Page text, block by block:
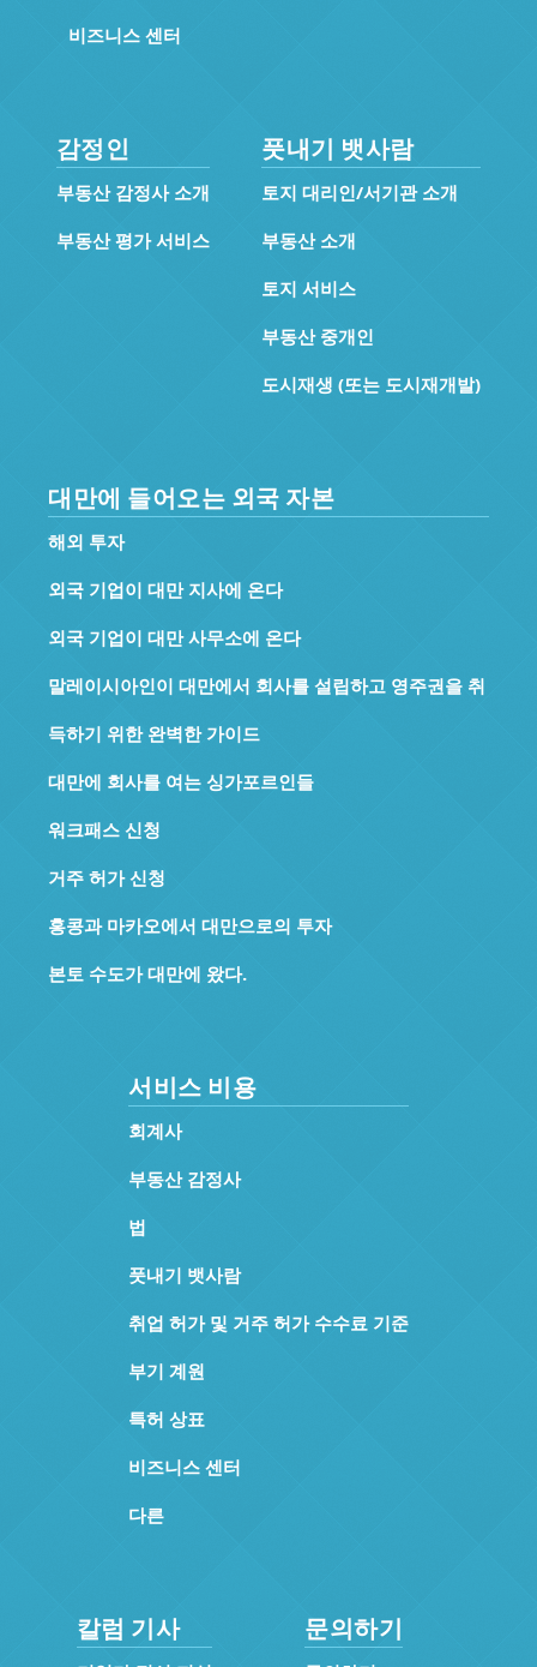
비즈니스 센터
감정인
부동산 감정사 소개
부동산 평가 서비스
풋내기 뱃사람
토지 대리인/서기관 소개
부동산 소개
토지 서비스
부동산 중개인
도시재생 (또는 도시재개발)
대만에 들어오는 외국 자본
해외 투자
외국 기업이 대만 지사에 온다
외국 기업이 대만 사무소에 온다
말레이시아인이 대만에서 회사를 설립하고 영주권을 취
득하기 위한 완벽한 가이드
대만에 회사를 여는 싱가포르인들
워크패스 신청
거주 허가 신청
홍콩과 마카오에서 대만으로의 투자
본토 수도가 대만에 왔다.
서비스 비용
회계사
부동산 감정사
법
풋내기 뱃사람
취업 허가 및 거주 허가 수수료 기준
부기 계원
특허 상표
비즈니스 센터
다른
칼럼 기사 문의하기